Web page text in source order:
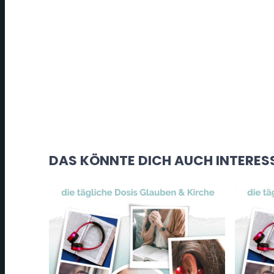
DAS KÖNNTE DICH AUCH